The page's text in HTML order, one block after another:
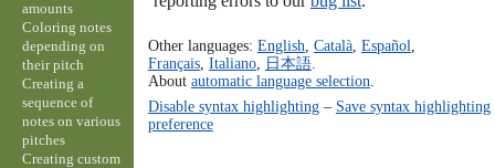
Other languages: English Català, Español
Français, Italiano, 日本語.
About automatic language selection
Disable syntax highlighting– Save syntax highlighting
preference
amounts
Coloring notes
depending on
their pitch
Creating a
sequence of
notes on various
pitches
Creating custom